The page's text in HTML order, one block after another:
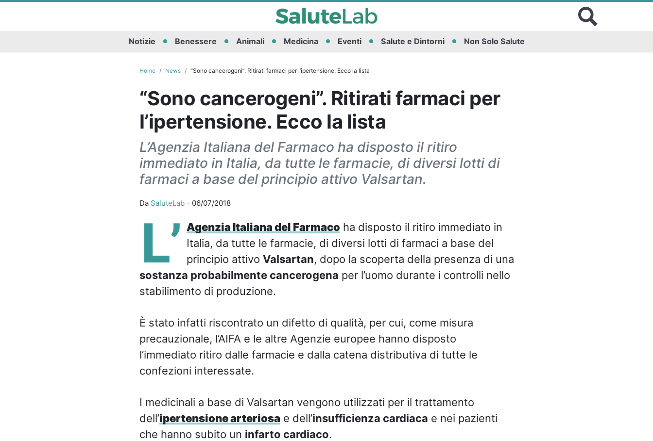
Notizie Benessere Animali Medicina Eventi Salute e Dintorni Non Solo Salute
Home News “Sono cancerogeni”. Ritirati farmaci per l’ipertensione. Ecco la lista
“Sono cancerogeni”. Ritirati farmaci per
l’ipertensione. Ecco la lista
L’Agenzia Italiana del Farmaco ha disposto il ritiro
immediato in Italia, da tutte le farmacie, di diversi lotti di
farmaci a base del principio attivo Valsartan.
Da SaluteLab- 06/07/2018
L’ Agenzia Italiana del Farmaco ha disposto il ritiro immediato in
Italia, da tutte le farmacie, di diversi lotti di farmaci a base del
principio attivo Valsartan, dopo la scoperta della presenza di una
sostanza probabilmente cancerogena per l’uomo durante i controlli nello
stabilimento di produzione.
È stato infatti riscontrato un difetto di qualità, per cui, come misura
precauzionale, l’AIFA e le altre Agenzie europee hanno disposto
l’immediato ritiro dalle farmacie e dalla catena distributiva di tutte le
confezioni interessate.
I medicinali a base di Valsartan vengono utilizzati per il trattamento
dell’ipertensione arteriosa e dell’insufficienza cardiaca e nei pazienti
che hanno subito un infarto cardiaco.